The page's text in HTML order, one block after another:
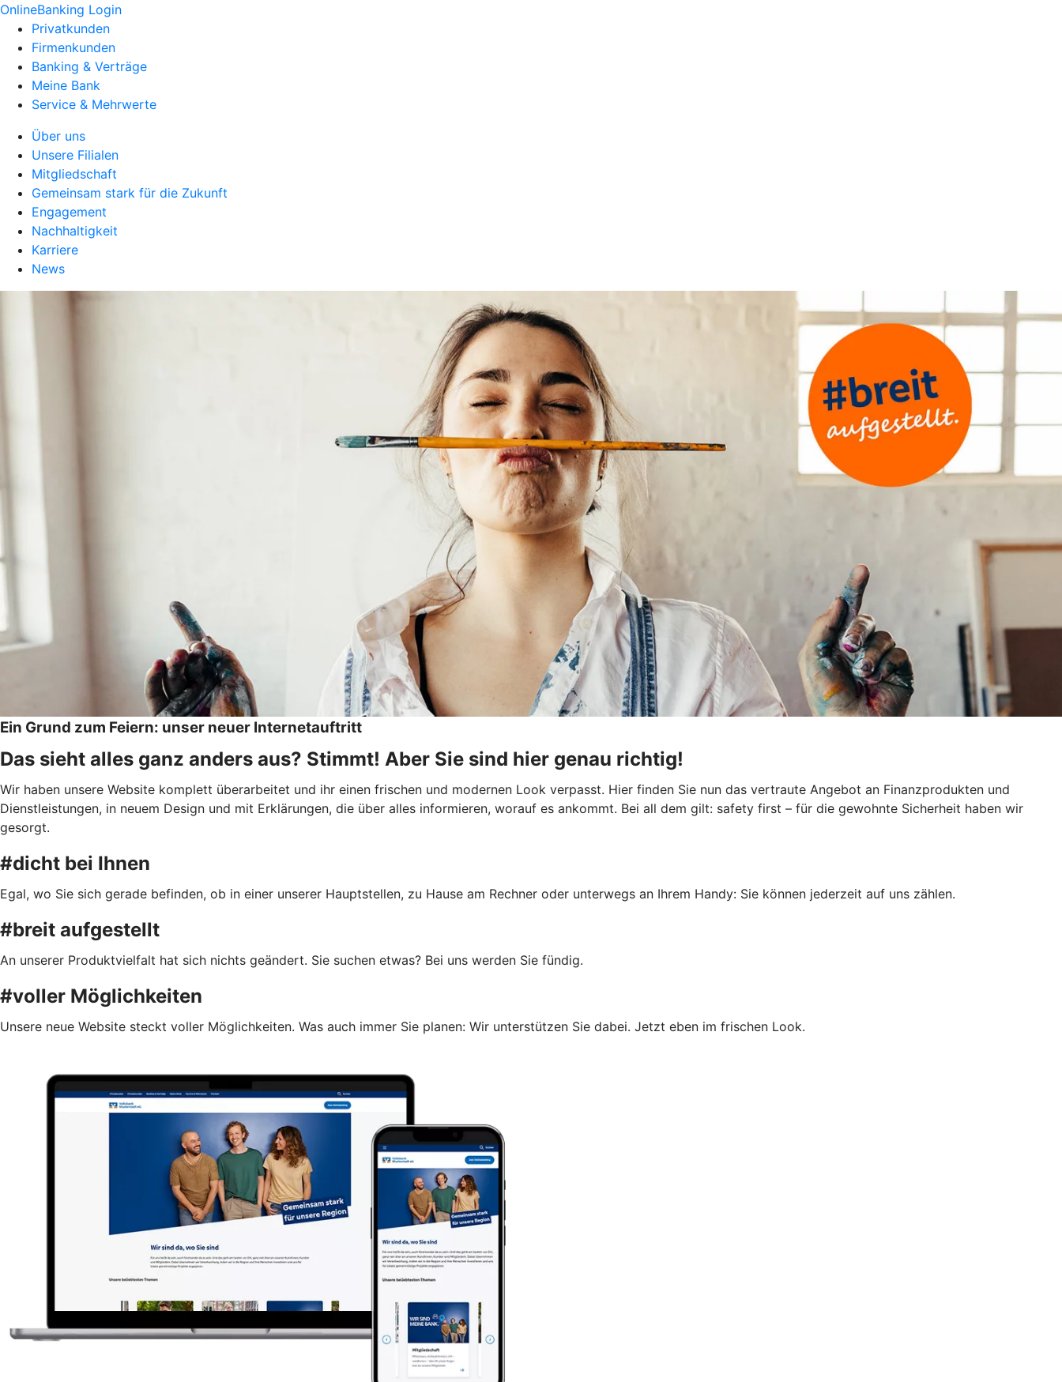
OnlineBanking Login
Privatkunden
Firmenkunden
Banking & Verträge
Meine Bank
Service & Mehrwerte
Über uns
Unsere Filialen
Mitgliedschaft
Gemeinsam stark für die Zukunft
Engagement
Nachhaltigkeit
Karriere
News
Ein Grund zum Feiern: unser neuer Internetauftritt
Das sieht alles ganz anders aus? Stimmt! Aber Sie sind hier genau richtig!
Wir haben unsere Website komplett überarbeitet und ihr einen frischen und modernen Look verpasst. Hier finden Sie nun das vertraute Angebot an Finanzprodukten und
Dienstleistungen, in neuem Design und mit Erklärungen, die über alles informieren, worauf es ankommt. Bei all dem gilt: safety first – für die gewohnte Sicherheit haben wir
gesorgt.
#dicht bei Ihnen
Egal, wo Sie sich gerade befinden, ob in einer unserer Hauptstellen, zu Hause am Rechner oder unterwegs an Ihrem Handy: Sie können jederzeit auf uns zählen.
#breit aufgestellt
An unserer Produktvielfalt hat sich nichts geändert. Sie suchen etwas? Bei uns werden Sie fündig.
#voller Möglichkeiten
Unsere neue Website steckt voller Möglichkeiten. Was auch immer Sie planen: Wir unterstützen Sie dabei. Jetzt eben im frischen Look.